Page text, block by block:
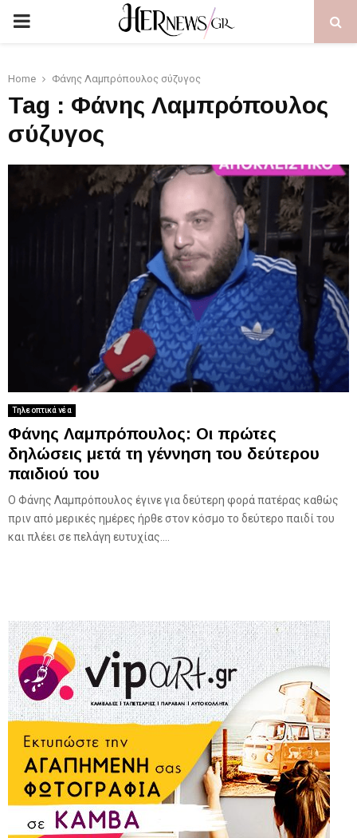
PRIMARY
Home Φάνης Λαμπρόπουλος σύζυγος
Tag : Φάνης Λαμπρόπουλος
σύζυγος
Τηλεοπτικά νέα
Φάνης Λαμπρόπουλος: Οι πρώτες
δηλώσεις μετά τη γέννηση του δεύτερου
παιδιού του
Ο Φάνης Λαμπρόπουλος έγινε για δεύτερη φορά πατέρας καθώς
πριν από μερικές ημέρες ήρθε στον κόσμο το δεύτερο παιδί του
και πλέει σε πελάγη ευτυχίας....